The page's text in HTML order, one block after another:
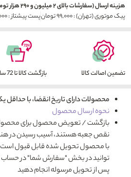
هزینه ارسال (سفارشات بالای ۲ میلیون و ۲۹۰ هزار تومان رایگان می باشد)
پیک موتوری (تهران) : ۹۹,۰۰۰ تومان
پست پیشتاز : ۹۹,۰۰۰ تومان
تضمین اصالت کالا بازگشت کالا تا 72 ساعت
محصولات دارای تاریخ انقضا، با
نحوه ارسال محصول
بازگشت / تعویض محصول برای
نقص جعبه هستند، آسیب رسیدن در
با محصول تحویل شده قابل قبول
پس از تحویل مرسوله انجام دهید